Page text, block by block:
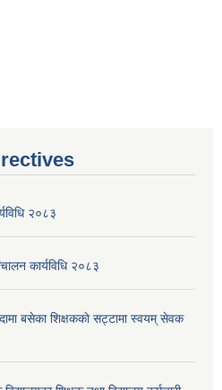
२०८३
कार्यविधि २०८३
बसेका शिक्षककाे सट्टामा स्वयम् सेवक